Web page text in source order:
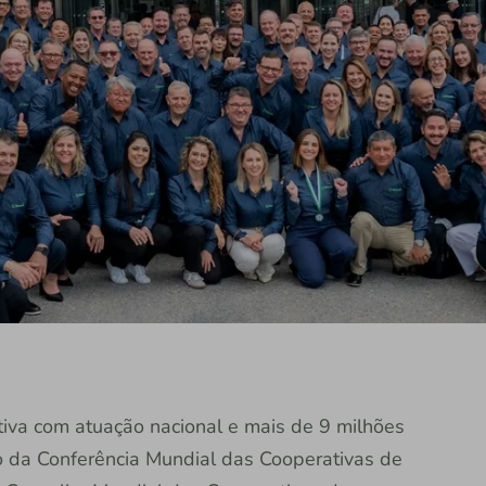
com atuação nacional e mais de 9 milhões
Conferência Mundial das Cooperativas de